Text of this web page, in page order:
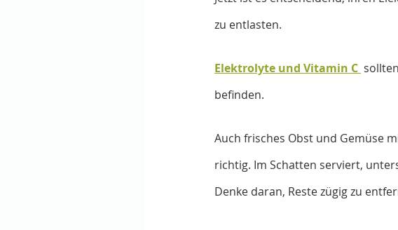
zu entlasten.
Elektrolyte und Vitamin C
befinden.
Auch frisches Obst und Gemüse
richtig. Im Schatten serviert,
Denke daran, Reste zügig zu